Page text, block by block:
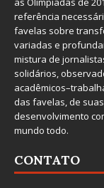
referência
favelas sobre
variadas e
mistura de
solidários,
das favelas, de
desenvolvimento
mundo todo.
CONTATO